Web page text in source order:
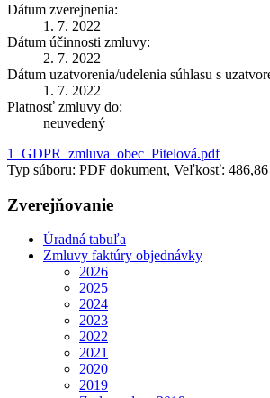
Dátum zverejnenia:
1. 7. 2022
Dátum účinnosti zmluvy:
2. 7. 2022
Dátum uzatvorenia/udelenia súhlasu s
1. 7. 2022
Platnosť zmluvy do:
neuvedený
1_GDPR_zmluva_obec_Pitelová.pdf
Typ súboru: PDF dokument, Veľkosť:
Zverejňovanie
Úradná tabuľa
Zmluvy faktúry objednávky
2026
2025
2024
2023
2022
2021
2020
2019